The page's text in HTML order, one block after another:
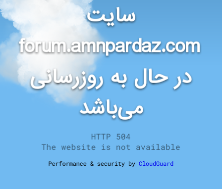
سایت
forum.amnpardaz.com
در حال به روزرسانی
می‌باشد
HTTP 504
The website is not available
Performance & security byCloudGuard